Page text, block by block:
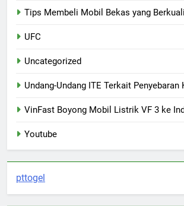
Tips Membeli Mobil Bekas yang
UFC
Uncategorized
Undang-Undang ITE Terkait Penyebaran
VinFast Boyong Mobil Listrik VF 3 ke
Youtube
pttogel